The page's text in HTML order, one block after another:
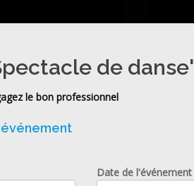
de danse'
le bon professionnel
Date de l'événement